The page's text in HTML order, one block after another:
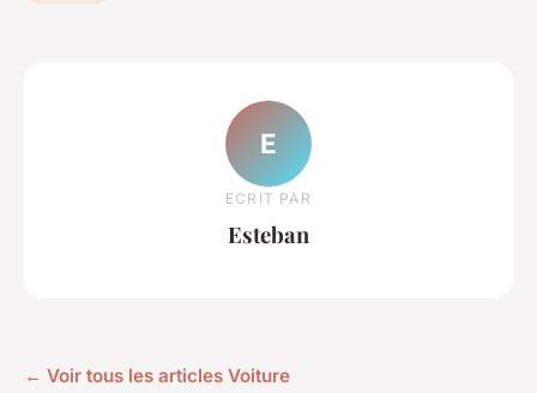
E
ECRIT PAR
Esteban
← Voir tous les articles Voiture